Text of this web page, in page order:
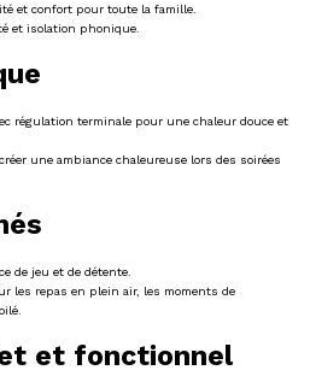
et confort pour toute la famille.
et isolation phonique.
régulation terminale pour une chaleur douce et
une ambiance chaleureuse lors des soirées
de jeu et de détente.
les repas en plein air, les moments de
et fonctionnel